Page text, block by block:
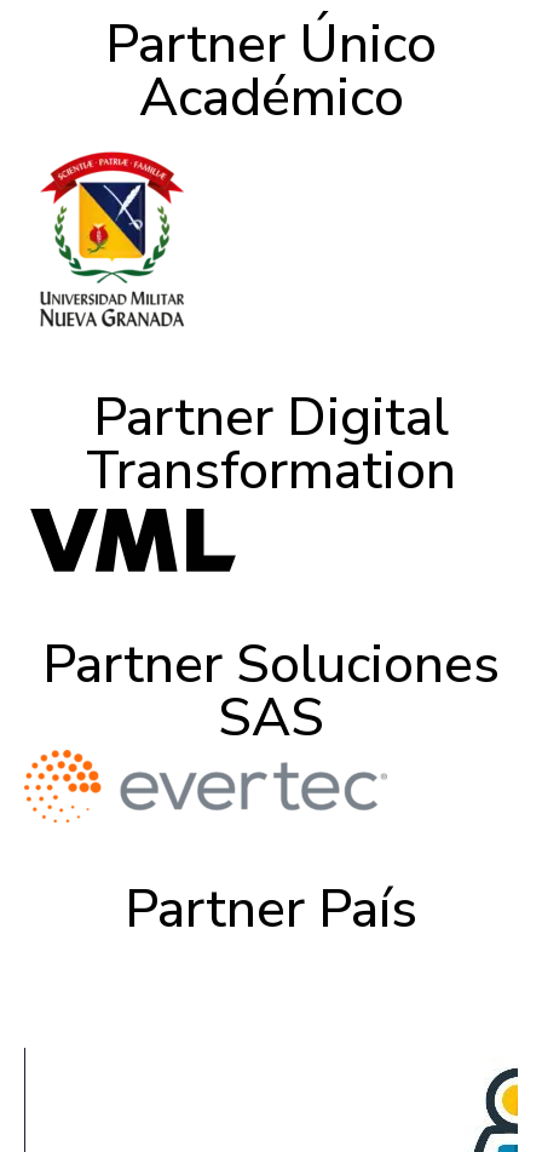
Partner Único
Académico
Partner Digital
Transformation
Partner Soluciones
SAS
Partner País